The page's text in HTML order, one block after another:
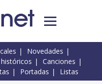
Novedades
Canciones
Portadas Listas